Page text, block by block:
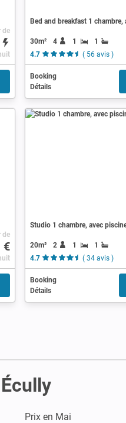
de
Bed and breakfast 1
30m² 4 1
1
4.7
( 56 avis )
Booking
Détails
de
€
Studio 1 chambre, avec
20m² 2 1
1
4.7
( 34 avis )
Booking
Détails
Prix en Mai